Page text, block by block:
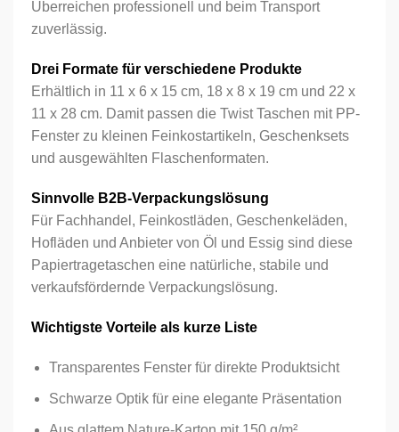
Überreichen professionell und beim Transport
zuverlässig.
Drei Formate für verschiedene Produkte
Erhältlich in 11 x 6 x 15 cm, 18 x 8 x 19 cm und 22 x
11 x 28 cm. Damit passen die Twist Taschen mit PP-
Fenster zu kleinen Feinkostartikeln, Geschenksets
und ausgewählten Flaschenformaten.
Sinnvolle B2B-Verpackungslösung
Für Fachhandel, Feinkostläden, Geschenkeläden,
Hofläden und Anbieter von Öl und Essig sind diese
Papiertragetaschen eine natürliche, stabile und
verkaufsfördernde Verpackungslösung.
Wichtigste Vorteile als kurze Liste
Transparentes Fenster für direkte Produktsicht
Schwarze Optik für eine elegante Präsentation